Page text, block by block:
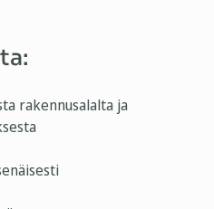
rakennusalalta ja